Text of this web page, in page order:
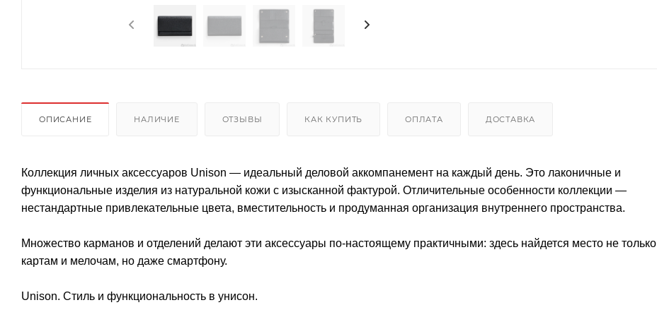
ОПИСАНИЕ НАЛИЧИЕ ОТЗЫВЫ КАК КУПИТЬ ОПЛАТА ДОСТАВКА
Коллекция личных аксессуаров Unison — идеальный деловой аккомпанемент на каждый день. Это лаконичные и
функциональные изделия из натуральной кожи с изысканной фактурой. Отличительные особенности коллекции —
нестандартные привлекательные цвета, вместительность и продуманная организация внутреннего пространства.
Множество карманов и отделений делают эти аксессуары по-настоящему практичными: здесь найдется место не только
картам и мелочам, но даже смартфону.
Unison. Стиль и функциональность в унисон.